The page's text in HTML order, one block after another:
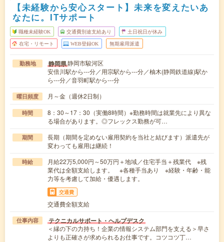
【未経験から安心スタート】未来を変えたいあ
なたに。ITサポート
職種未経験OK 交通費別途支給あり 土日祝日が休み
在宅・リモート WEB登録OK 無期雇用派遣
勤務地 静岡県静岡市駿河区
安倍川駅から---分／用宗駅から---分／柚木(静岡鉄道線)駅か
ら---分／音羽町駅から---分
曜日頻度 月～金（週休2日制）
時間
8：30～17：30（実働8時間）※勤務時間は就業先により異な
る場合があります。◎フレックス勤務が可…
期間
長期（期間を定めない雇用契約を当社と結びます）派遣先が
変わっても雇用は継続！
時給
月給22万5,000円～50万円＋地域／住宅手当＋残業代 ※残
業代は全額支給します。 ※各種手当あり ※経験・年齢・能
力等を考慮して加給・優遇します。
交通費
交通費全額支給
仕事内容 テクニカルサポート・ヘルプデスク
＜縁の下の力持ち！企業の情報システム部門を支える＞早さ
よりも正確さが求められるお仕事です。コツコツ丁…